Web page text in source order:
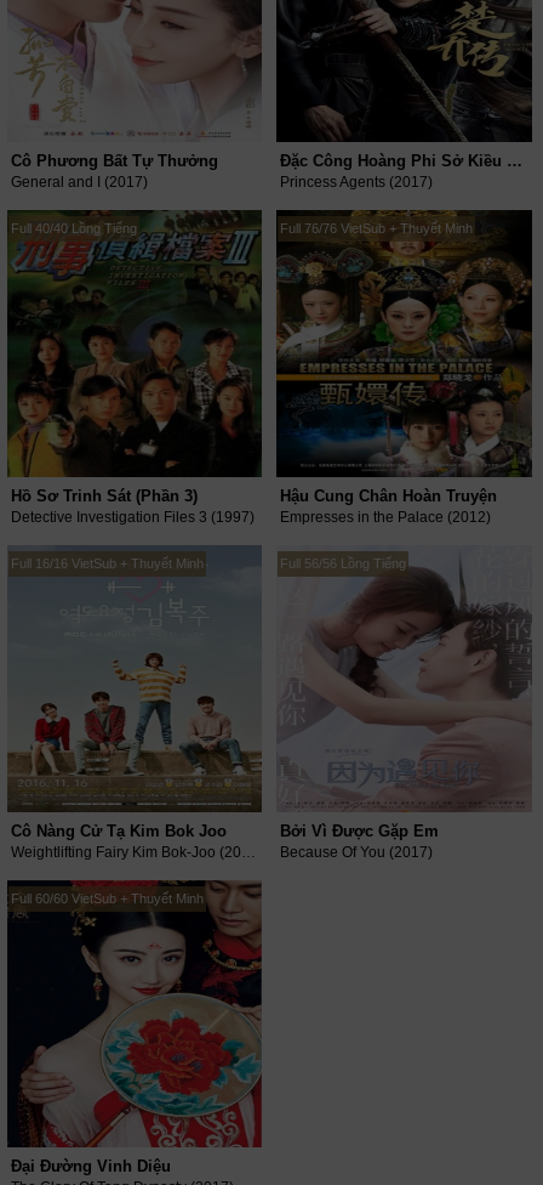
Cô Phương Bất Tự Thưởng
General and I (2017)
Đặc Công Hoàng Phi Sở Kiều Truyện
Princess Agents (2017)
Full 40/40 Lồng Tiếng
Hồ Sơ Trinh Sát (Phần 3)
Detective Investigation Files 3 (1997)
Full 76/76 VietSub + Thuyết Minh
Hậu Cung Chân Hoàn Truyện
Empresses in the Palace (2012)
Full 16/16 VietSub + Thuyết Minh
Cô Nàng Cử Tạ Kim Bok Joo
Weightlifting Fairy Kim Bok-Joo (2016)
Full 56/56 Lồng Tiếng
Bởi Vì Được Gặp Em
Because Of You (2017)
Full 60/60 VietSub + Thuyết Minh
Đại Đường Vinh Diệu